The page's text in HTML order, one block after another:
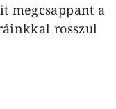
megcsappant a
rosszul